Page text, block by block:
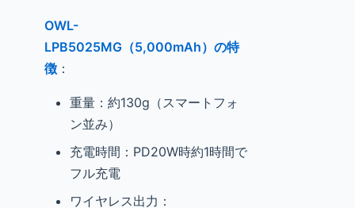
OWL-
LPB5025MG（5,000mAh）の特
徴 ：
重量：約130g（スマートフォ
ン並み）
充電時間：PD20W時約1時間で
フル充電
ワイヤレス出力：